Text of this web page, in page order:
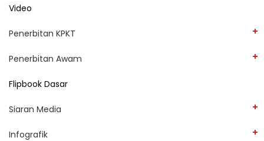
Video
Penerbitan KPKT
Penerbitan Awam
Flipbook Dasar
Siaran Media
Infografik